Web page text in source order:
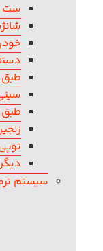
ست
طبق
زنجیر
سیستم